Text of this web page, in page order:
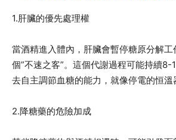
1.肝臟的優先處理權
當酒精進入體內，肝臟會暫停糖原分解
個”不速之客”。這個代謝過程可能持續8-
去自主調節血糖的能力，就像停電的恒溫
2.降糖藥的危險加成